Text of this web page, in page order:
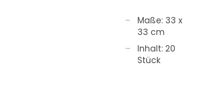
Maße: 33 x
33 cm
Inhalt: 20
Stück